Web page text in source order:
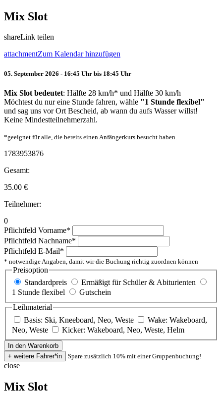
Mix Slot
shareLink teilen
attachmentZum Kalendar hinzufügen
05. September 2026 - 16:45 Uhr bis 18:45 Uhr
Mix Slot bedeutet: Hälfte 28 km/h* und Hälfte 30 km/h
Möchtest du nur eine Stunde fahren, wähle "1 Stunde flexibel"
und sag uns vor Ort Bescheid, ab wann du aufs Wasser willst!
Keine Mindestteilnehmerzahl.
*geeignet für alle, die bereits einen Anfängerkurs besucht haben.
1783953876
Gesamt:
35.00 €
Teilnehmer:
0
Pflichtfeld Vorname*
Pflichtfeld Nachname*
Pflichtfeld E-Mail*
* notwendige Angaben, damit wir die Buchung richtig zuordnen können
Preisoption
Standardpreis
Ermäßigt für Schüler & Abiturienten
1 Stunde flexibel
Gutschein
Leihmaterial
Basis: Ski, Kneeboard, Neo, Weste
Wake: Wakeboard,
Neo, Weste
Kicker: Wakeboard, Neo, Weste, Helm
Spare zusätzlich 10% mit einer Gruppenbuchung!
close
Mix Slot